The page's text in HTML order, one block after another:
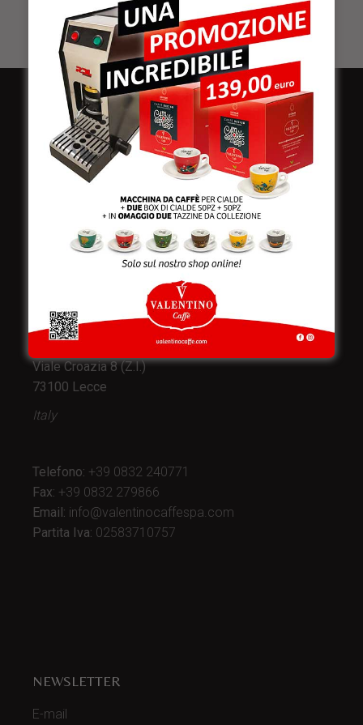
e produzione:
Viale Croazia 8 (Z.I.)
73100 Lecce
Italy
Telefono: +39 0832 240771
Fax: +39 0832 279866
Email: info@valentinocaffespa.com
Partita Iva: 02583710757
NEWSLETTER